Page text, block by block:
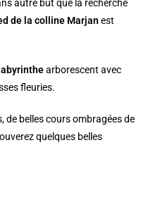
autre but que la recherche
de la colline Marjan est
arborescent avec
fleuries.
de belles cours ombragées de
quelques belles